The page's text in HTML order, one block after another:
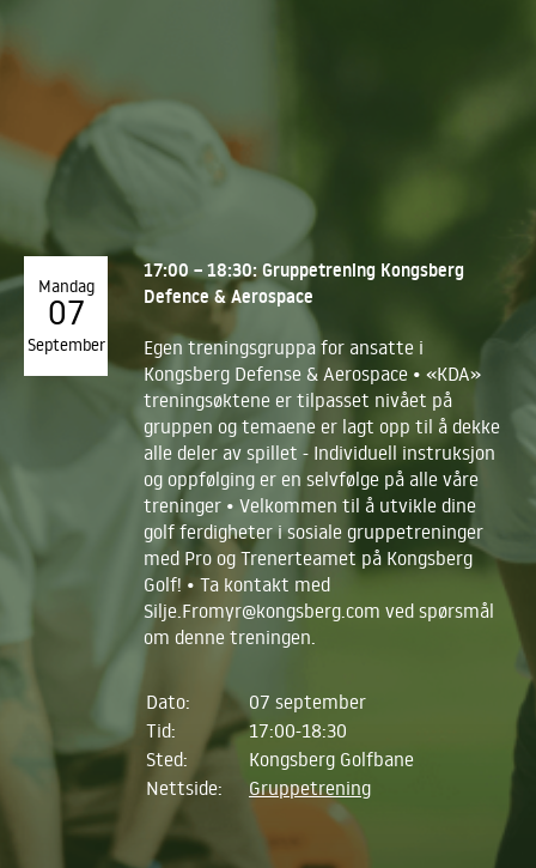
17:00 – 18:30: Gruppetrening Kongsberg
Defence & Aerospace
Egen treningsgruppa for ansatte i
Kongsberg Defense & Aerospace • «KDA»
treningsøktene er tilpasset nivået på
gruppen og temaene er lagt opp til å dekke
alle deler av spillet - Individuell instruksjon
og oppfølging er en selvfølge på alle våre
treninger • Velkommen til å utvikle dine
golf ferdigheter i sosiale gruppetreninger
med Pro og Trenerteamet på Kongsberg
Golf! • Ta kontakt med
Silje.Fromyr@kongsberg.com ved spørsmål
om denne treningen.
Dato:
07 september
Tid:
17:00-18:30
Sted:
Kongsberg Golfbane
Nettside:
Gruppetrening
Mandag
07
September